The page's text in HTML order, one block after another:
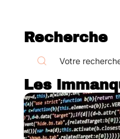
Recherche
Les